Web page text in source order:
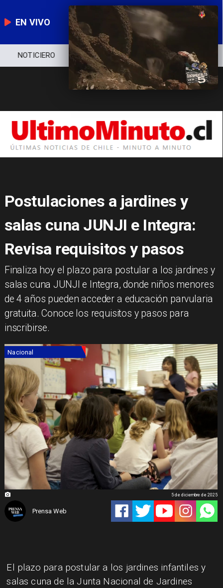
EN VIVO
NOTICIERO POLÍTICA ECONOMÍA
Postulaciones a jardines y
salas cuna JUNJI e Integra:
Revisa requisitos y pasos
Finaliza hoy el plazo para postular a los jardines y
salas cuna JUNJI e Integra, donde niños menores
de 4 años pueden acceder a educación parvularia
gratuita. Conoce los requisitos y pasos para
inscribirse.
Nacional
Prensa Web
5 de diciembre de 2025
El plazo para postular a los jardines infantiles y
salas cuna de la Junta Nacional de Jardines